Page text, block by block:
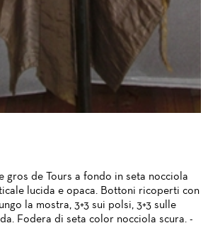
gros de Tours a fondo in seta nocciola
lucida e opaca. Bottoni ricoperti con
la mostra, 3+3 sui polsi, 3+3 sulle
Fodera di seta color nocciola scura. -